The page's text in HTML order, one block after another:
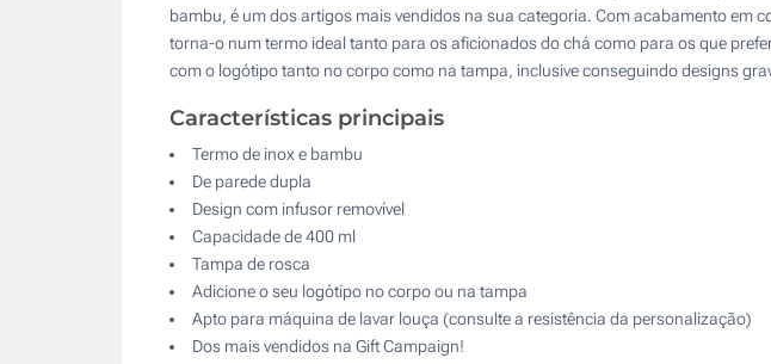
Outra :
bambu, é um dos artigos mais vendidos na sua categoria. Com acabamento em
torna-o num termo ideal tanto para os aficionados do chá como para os que
com o logótipo tanto no corpo como na tampa, inclusive conseguindo designs
Características principais
Termo de inox e bambu
De parede dupla
Design com infusor removível
Capacidade de 400 ml
Tampa de rosca
Adicione o seu logótipo no corpo ou na tampa
Apto para máquina de lavar louça (consulte a resistência da personalização)
Dos mais vendidos na Gift Campaign!